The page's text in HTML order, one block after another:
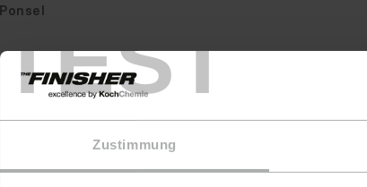
TEST
Zustimmung